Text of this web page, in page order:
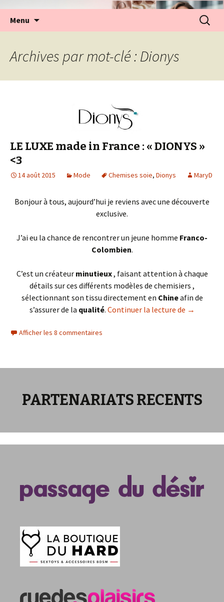
Menu
Archives par mot-clé : Dionys
LE LUXE made in France : « DIONYS »
<3
14 août 2015 Mode Chemises soie, Dionys MaryD
Bonjour à tous, aujourd’hui je reviens avec une découverte
exclusive.
J’ai eu la chance de rencontrer un jeune homme Franco-
Colombien.
C’est un créateur minutieux, faisant attention à chaque
détails sur ces différents modèles de chemisiers ,
sélectionnant son tissu directement en Chineafin de
s’assurer de la qualité. Continuer la lecture de LE LUXE
→
Afficher les 8 commentaires
PARTENARIATS RECENTS